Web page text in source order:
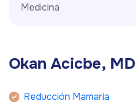
Medicina
Okan Acicbe, MD
Reducción Mamaria